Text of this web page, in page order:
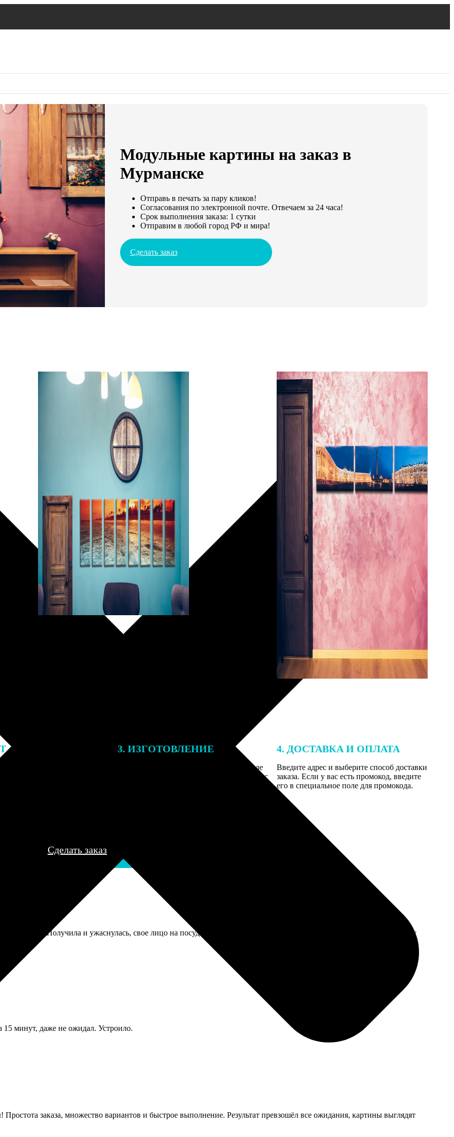
Модульные картины на заказ в
Мурманске
Отправь в печать за пару кликов!
Согласования по электронной почте. Отвечаем за 24 часа!
Срок выполнения заказа: 1 сутки
Отправим в любой город РФ и мира!
Сделать заказ
заказа к печати
могут связаться с Вами
телефону или email для
деталей.
3. ИЗГОТОВЛЕНИЕ
Оплатите заказ банковской картой. После
оплаты получите подтверждение на email с
4. ДОСТАВКА И ОПЛАТА
Введите адрес и выберите способ доставки
заказа. Если у вас есть промокод, введите
его в специальное поле для промокода.
Сделать заказ
свадьбы. Получила и ужаснулась, свое лицо на посуде видеть странно. Но ему понравилось, даже повесил на стену
минут, даже не ожидал. Устроило.
заказа, множество вариантов и быстрое выполнение. Результат превзошёл все ожидания, картины выглядят